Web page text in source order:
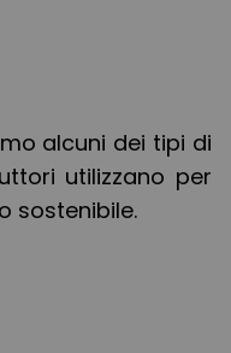
alcuni dei tipi di
utilizzano per
sostenibile.